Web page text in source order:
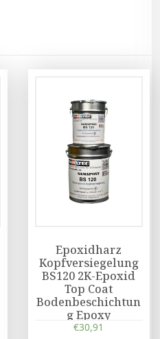
Epoxidharz
Kopfversiegelung
BS120 2K-Epoxid
Top Coat
Bodenbeschichtun
g Epoxy
€30,91